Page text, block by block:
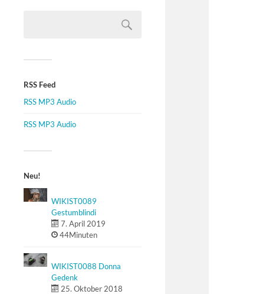
RSS Feed
RSS MP3 Audio
RSS MP3 Audio
Neu!
WIKIST0089
Gestumblindi
7. April 2019
44Minuten
WIKIST0088 Donna
Gedenk
25. Oktober 2018